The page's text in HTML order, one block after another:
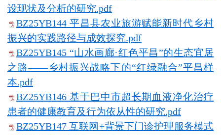
设现状及分析的研究.pdf
BZ25YB144 平昌县农业旅游赋能新时代乡村
振兴的实践路径与成效探究.pdf
BZ25YB145 “山水画廊·红色平昌”的生态宜居
之路——乡村振兴战略下的“红绿融合”平昌样
本.pdf
BZ25YB146 基于巴中市超长期血液净化治疗
患者的健康教育及行为依从性的研究.pdf
BZ25YB147 互联网+背景下门诊护理服务模式